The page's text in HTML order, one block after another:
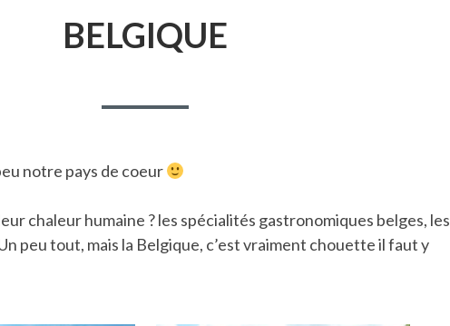
BELGIQUE
notre pays de coeur
chaleur humaine ? les spécialités gastronomiques belges, les
peu tout, mais la Belgique, c’est vraiment chouette il faut y